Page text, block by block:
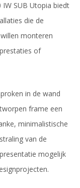
SUB Utopia biedt
die de
monteren
of
in de wand
frame een
minimalistische
van de
mogelijk